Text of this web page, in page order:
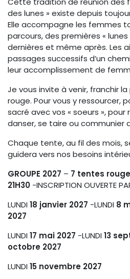
des lunes » existe depuis
Elle accompagne les femmes
parcours, des premières «
dernières et même après. Les
passages successifs d’un
leur accomplissement de
Je vous invite à venir, franchir
rouge. Pour vous y ressourcer,
sacré avec vos « soeurs », pour
danser, se taire ou communier
Chaque tente, au fil des mois,
guidera vers nos besoins
GROUPE 2027 – 7 tentes
21H30 -INSCRIPTION OUVERTE
LUNDI18 janvier 2027 -LUNDI 8
2027
LUNDI17 mai 2027 -LUNDI13
octobre 2027
LUNDI15 novembre 2027